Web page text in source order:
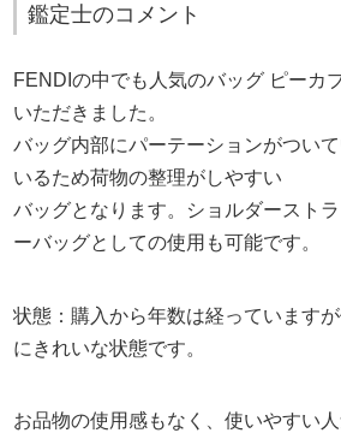
鑑定士のコメント
FENDIの中でも人気のバッグ ピーカ
いただきました。
バッグ内部にパーテーションがつい
いるため荷物の整理がしやすい
バッグとなります。ショルダースト
ーバッグとしての使用も可能です。
状態：購入から年数は経っています
にきれいな状態です。
お品物の使用感もなく、使いやすい